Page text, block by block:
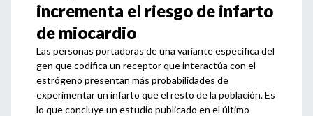
incrementa el riesgo de infarto
de miocardio
Las personas portadoras de una variante específica del
gen que codifica un receptor que interactúa con el
estrógeno presentan más probabilidades de
experimentar un infarto que el resto de la población. Es
lo que concluye un estudio publicado en el último